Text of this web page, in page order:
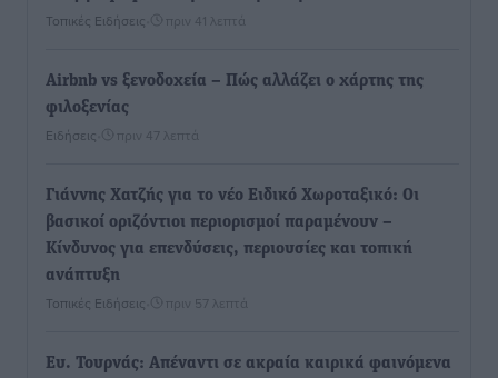
Τοπικές Ειδήσεις πριν 41 λεπτά
Airbnb vs ξενοδοχεία – Πώς αλλάζει ο χάρτης της
φιλοξενίας
Ειδήσεις πριν 47 λεπτά
Γιάννης Χατζής για το νέο Ειδικό Χωροταξικό: Οι
βασικοί οριζόντιοι περιορισμοί παραμένουν –
Κίνδυνος για επενδύσεις, περιουσίες και τοπική
ανάπτυξη
Τοπικές Ειδήσεις πριν 57 λεπτά
Ευ. Τουρνάς: Απέναντι σε ακραία καιρικά φαινόμενα